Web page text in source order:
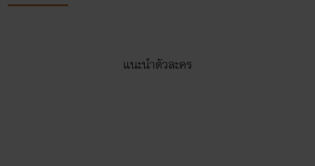
แนะนำตัวละคร